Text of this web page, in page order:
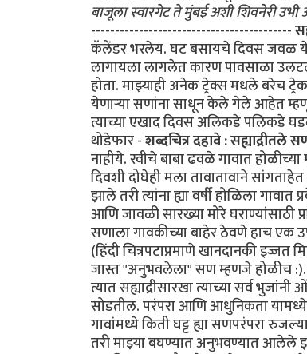
बाजूला स्वारगेट ते मुंबई अशी शिवनेरी
------------------------------------------
कॅलेंडर भरलेय. घट बसायचे दिवस जवळ येऊ
लागायला लागलेत कारण पावसाळा
होता. माझ्याही अनेक ट्रेक्स मधले बरेच
येणार्‍या सणांना साधून केले गेले आहेत
त्याच्या एखाद दिवस अलिकडे पलिकडे
थोडेफार -शब्दचित्र दहावे : सह्याद्रीतले
नाहीये. रवीचे बाबा ढवळे गावात
दिवशी दोघेही मला तावातावाने
झाले तरी त्यांना ह्या वर्षी होळिला
आणि जावळी सारख्या मोरे घराण्यांसाठी
सणाला गावकीच्या बाहेर ठेवणे हाच एक
(हिंदी चित्रपटाप्रमाणे खानदानकी इज्जत
जास्त "अनुभवलेला" सण म्हणजे होळीच
त्यात सह्याद्रीसारखा त्याच्या सर्व
सोडतील. परंपरा आणि आधुनिकता
गावांमध्ये किती घट्ट ह्या सणपरंपरा
तरी माझ्या बघण्यात अनुभवण्यात आलेले